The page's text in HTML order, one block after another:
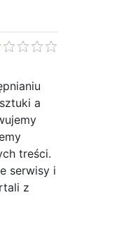
a
treści.
serwisy i
z